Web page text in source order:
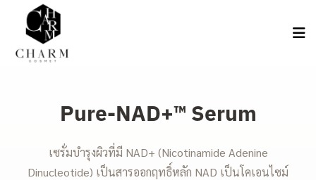
Pure-NAD+™ Serum
เซรั่มบำรุงผิวที่มี NAD+ (Nicotinamide Adenine
Dinucleotide) เป็นสารออกฤทธิ์หลัก NAD เป็นโคเอนไซม์